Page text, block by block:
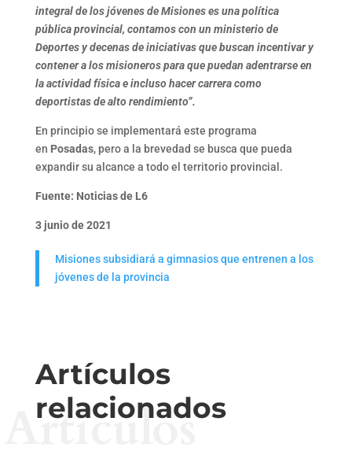
integral de los jóvenes de Misiones es una política
pública provincial, contamos con un ministerio de
Deportes y decenas de iniciativas que buscan incentivar y
contener a los misioneros para que puedan adentrarse en
la actividad física e incluso hacer carrera como
deportistas de alto rendimiento”.
En principio se implementará este programa
en Posadas, pero a la brevedad se busca que pueda
expandir su alcance a todo el territorio provincial.
Fuente: Noticias de L6
3 junio de 2021
Misiones subsidiará a gimnasios que entrenen a los
jóvenes de la provincia
Artículos
relacionados
Artículos